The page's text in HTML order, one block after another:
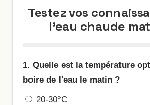
Testez vos
l’eau chaude
1. Quelle est la température
boire de l'eau le matin ?
20-30°C